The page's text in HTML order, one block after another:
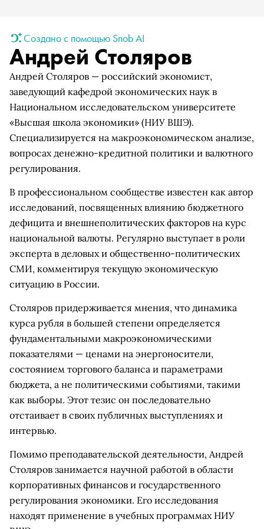
Создано с помощью Snob AI
Андрей Столяров
Андрей Столяров — российский экономист,
заведующий кафедрой экономических наук в
Национальном исследовательском университете
«Высшая школа экономики» (НИУ ВШЭ).
Специализируется на макроэкономическом анализе,
вопросах денежно-кредитной политики и валютного
регулирования.
В профессиональном сообществе известен как автор
исследований, посвященных влиянию бюджетного
дефицита и внешнеполитических факторов на курс
национальной валюты. Регулярно выступает в роли
эксперта в деловых и общественно-политических
СМИ, комментируя текущую экономическую
ситуацию в России.
Столяров придерживается мнения, что динамика
курса рубля в большей степени определяется
фундаментальными макроэкономическими
показателями — ценами на энергоносители,
состоянием торгового баланса и параметрами
бюджета, а не политическими событиями, такими
как выборы. Этот тезис он последовательно
отстаивает в своих публичных выступлениях и
интервью.
Помимо преподавательской деятельности, Андрей
Столяров занимается научной работой в области
корпоративных финансов и государственного
регулирования экономики. Его исследования
находят применение в учебных программах НИУ